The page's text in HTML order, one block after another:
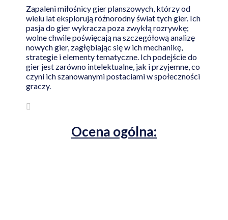
Zapaleni miłośnicy gier planszowych, którzy od
wielu lat eksplorują różnorodny świat tych gier. Ich
pasja do gier wykracza poza zwykłą rozrywkę;
wolne chwile poświęcają na szczegółową analizę
nowych gier, zagłębiając się w ich mechanikę,
strategie i elementy tematyczne. Ich podejście do
gier jest zarówno intelektualne, jak i przyjemne, co
czyni ich szanowanymi postaciami w społeczności
graczy.
Ocena ogólna: